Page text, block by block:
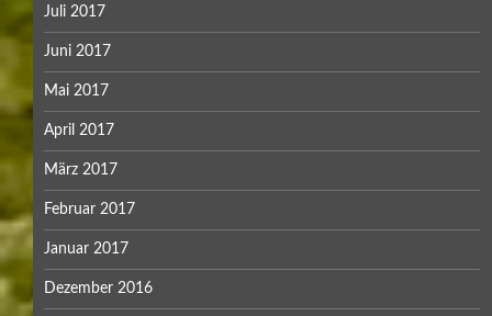
Juli 2017
Juni 2017
Mai 2017
April 2017
März 2017
Februar 2017
Januar 2017
Dezember 2016